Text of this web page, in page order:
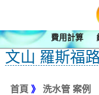
費用計算
文山 羅斯福
首頁 》 洗水管 案例